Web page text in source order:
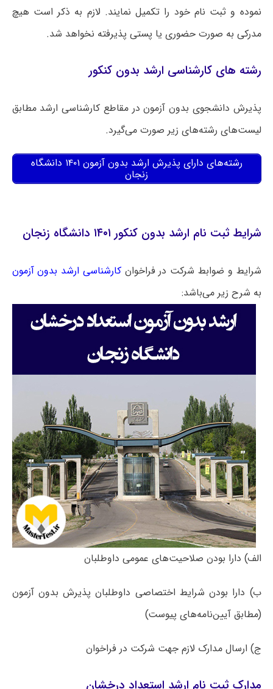
نموده و ثبت نام خود را تکمیل نمایند. لازم به ذکر است هیچ
مدرکی به صورت حضوری یا پستی پذیرفته نخواهد شد.
رشته های کارشناسی ارشد بدون کنکور
پذیرش دانشجوی بدون آزمون در مقاطع کارشناسی ارشد مطابق
لیست‌های رشته‌های زیر صورت می‌گیرد.
رشته‌های دارای پذیرش ارشد بدون آزمون ۱۴۰۱ دانشگاه
زنجان
شرایط ثبت نام ارشد بدون کنکور ۱۴۰۱ دانشگاه زنجان
شرایط و ضوابط شرکت در فراخوانکارشناسی ارشد بدون آزمون
به شرح زیر می‌باشد:
الف) دارا بودن صلاحیت‌های عمومی داوطلبان
ب) دارا بودن شرایط اختصاصی داوطلبان پذیرش بدون آزمون
(مطابق آیین‌نامه‌های پیوست)
ج) ارسال مدارک لازم جهت شرکت در فراخوان
مدارک ثبت نام ارشد استعداد درخشان